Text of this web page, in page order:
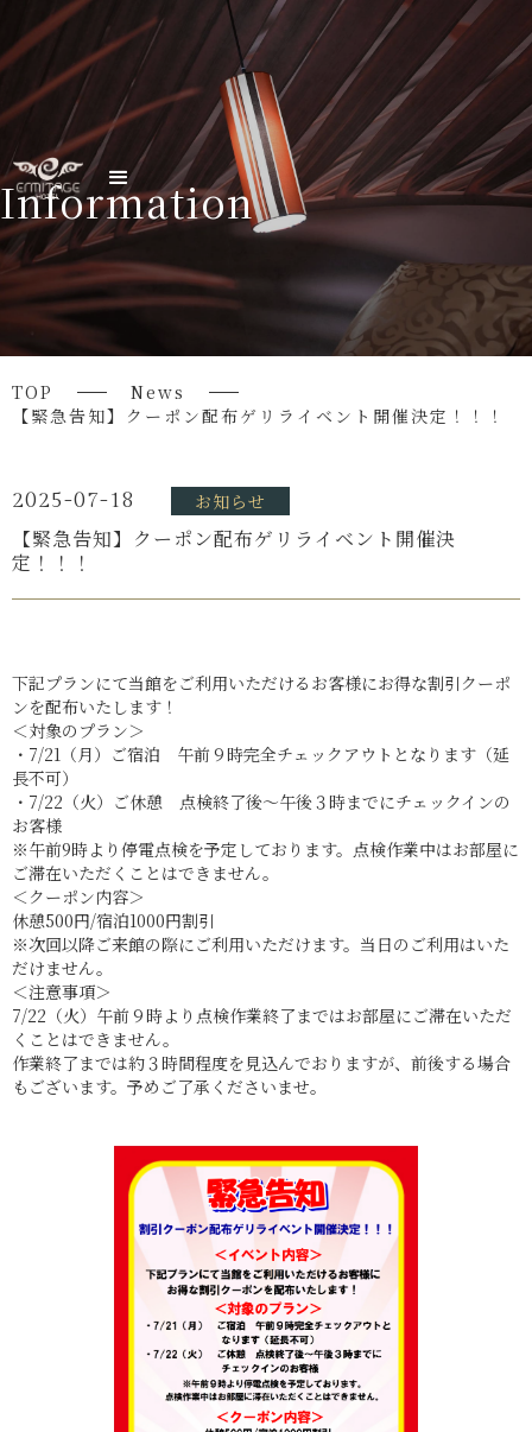
Information
TOP
News
【緊急告知】クーポン配布ゲリライベント開催決定！！！
2025-07-18 お知らせ
【緊急告知】クーポン配布ゲリライベント開催決
定！！！
下記プランにて当館をご利用いただけるお客様にお得な割引クーポ
ンを配布いたします！
＜対象のプラン＞
・7/21（月）ご宿泊 午前９時完全チェックアウトとなります（延
長不可）
・7/22（火）ご休憩 点検終了後～午後３時までにチェックインの
お客様
※午前9時より停電点検を予定しております。点検作業中はお部屋に
ご滞在いただくことはできません。
＜クーポン内容＞
休憩500円/宿泊1000円割引
※次回以降ご来館の際にご利用いただけます。当日のご利用はいた
だけません。
＜注意事項＞
7/22（火）午前９時より点検作業終了まではお部屋にご滞在いただ
くことはできません。
作業終了までは約３時間程度を見込んでおりますが、前後する場合
もございます。予めご了承くださいませ。